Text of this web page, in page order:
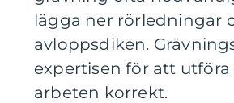
lägga ner rörledningar
avloppsdiken.
expertisen för att utföra
arbeten korrekt.